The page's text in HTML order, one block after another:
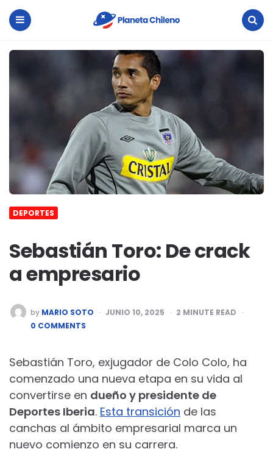
Planeta
Chileno
DEPORTES
Sebastián Toro: De crack
a empresario
POSTED
BY
by MARIO SOTO JUNIO 10, 2025 2 MINUTE READ
0 COMMENTS
Sebastián Toro, exjugador de Colo Colo, ha
comenzado una nueva etapa en su vida al
convertirse en dueño y presidente de
Deportes Iberia. Esta transición de las
canchas al ámbito empresarial marca un
nuevo comienzo en su carrera.